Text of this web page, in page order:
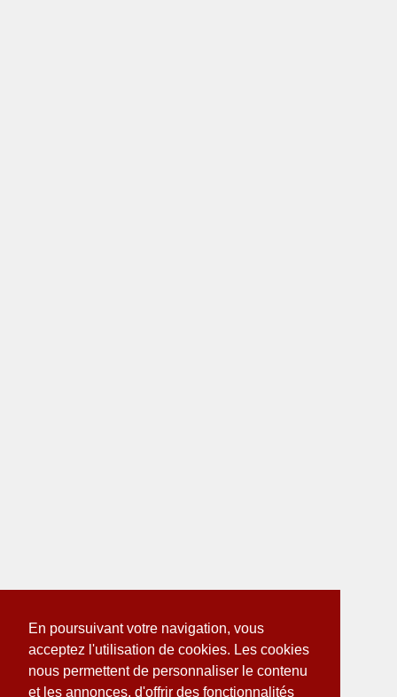
En poursuivant votre navigation, vous
acceptez l'utilisation de cookies. Les cookies
nous permettent de personnaliser le contenu
et les annonces, d'offrir des fonctionnalités